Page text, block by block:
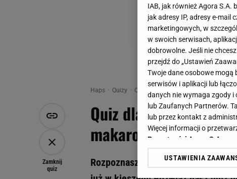
Haps Quizy Quiz - Quiz dla kulinarnych
Zamknij
quiz
Quiz dla kulinarnych
makaronach, to
Rozpoznasz makaron penne na
IAB, jak również Agora S.A.
jak adresy IP, adresy e-
marketingowych, w
w swoich serwisach,
dobrowolne. Jeśli nie
przejdź do „Ustawień
Twoje dane osobowe
serwisów i aplikacji lub
danych nie wymaga zgody i
lub Zaufanych Partnerów.
lub przez kontakt z
Więcej informacji o
Prywatności Agora S.A.
Klikając „Akceptuję”
USTAWIENIA